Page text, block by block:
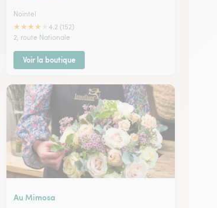
Nointel
★★★★
4.2 (152)
2, route Nationale
Voir la boutique
Au Mimosa